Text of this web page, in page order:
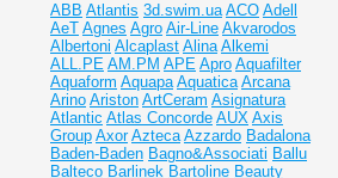
ABB Atlantis 3d.swim.ua ACO Adell
AeT Agnes Agro Air-Line Akvarodos
Albertoni Alcaplast Alina Alkemi
ALL.PE AM.PM APE Apro Aquafilter
Aquaform Aquapa Aquatica Arcana
Arino Ariston ArtCeram Asignatura
Atlantic Atlas Concorde AUX Axis
Group Axor Azteca Azzardo Badalona
Baden-Baden Bagno&Associati Ballu
Balteco Barlinek Bartoline Beauty